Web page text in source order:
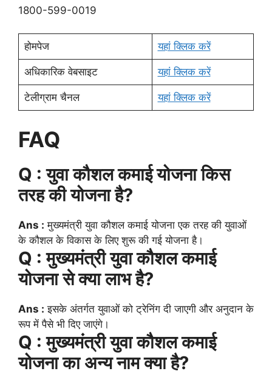
1800-599-0019
होमपेज यहां क्लिक करें
अधिकारिक वेबसाइट यहां क्लिक करें
टेलीग्राम चैनल यहां क्लिक करें
FAQ
Q : युवा कौशल कमाई योजना किस
तरह की योजना है?
Ans : मुख्यमंत्री युवा कौशल कमाई योजना एक तरह की युवाओं
के कौशल के विकास के लिए शुरू की गई योजना है।
Q : मुख्यमंत्री युवा कौशल कमाई
योजना से क्या लाभ है?
Ans : इसके अंतर्गत युवाओं को ट्रेनिंग दी जाएगी और अनुदान के
रूप में पैसे भी दिए जाएंगे।
Q : मुख्यमंत्री युवा कौशल कमाई
योजना का अन्य नाम क्या है?